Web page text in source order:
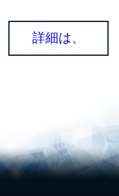
詳細は、